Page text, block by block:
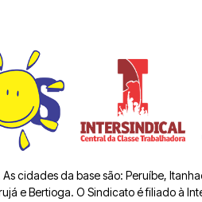
As cidades da base são: Peruíbe,
e Bertioga. O Sindicato é filiado à